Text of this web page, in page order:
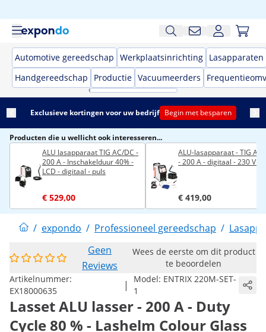
Automotive gereedschap Werkplaatsinrichting Lasapparaten
Handgereedschap
Productie Vacuumeerders
Exclusieve kortingen voor uw bedrijf Begin met besparen
Producten die u wellicht ook interesseren...
ALU lasapparaat TIG AC/DC -
200 A - Inschakelduur 40% -
LCD - digitaal - puls
€ 529,00
ALU-lasapparaat - TIG
- 200 A - digitaal - 230 V -
€ 419,00
/ expondo / Professioneel gereedschap /
Geen
Reviews
Wees de eerste om dit product
te beoordelen
Artikelnummer:
EX18000635
| Model: ENTRIX 220M-SET-
1
Lasset ALU lasser - 200 A - Duty
Cycle 80 % - Lashelm Colour Glass